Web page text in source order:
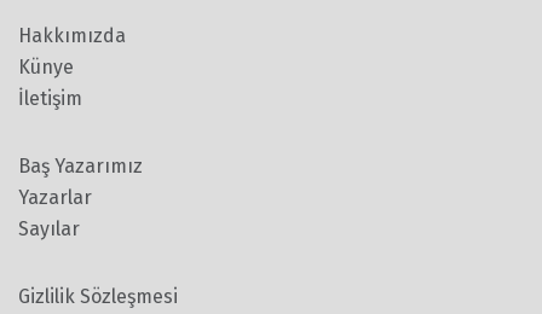
Hakkımızda
Künye
İletişim
Baş Yazarımız
Yazarlar
Sayılar
Gizlilik Sözleşmesi